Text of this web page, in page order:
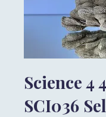
Science 4
SCI036